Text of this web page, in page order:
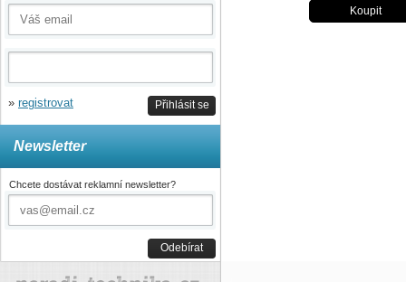
Přihlásit se
» registrovat
Newsletter
Chcete dostávat reklamní newsletter?
Odebírat